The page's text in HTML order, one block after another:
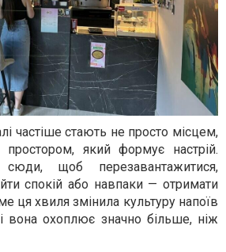
частіше стають не просто місцем,
який формує настрій.
щоб перезавантажитися,
спокій або навпаки — отримати
ця хвиля змінила культуру напоїв
вона охоплює значно більше, ніж